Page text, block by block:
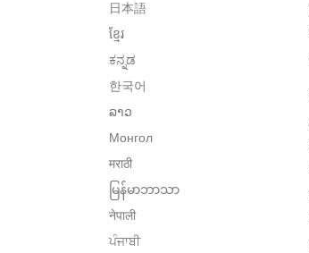
日本語
ខ្មែរ
ಕನ್ನಡ
한국어
ລາວ
Монгол
मराठी
မြန်မာဘာသာ
नेपाली
ਪੰਜਾਬੀ